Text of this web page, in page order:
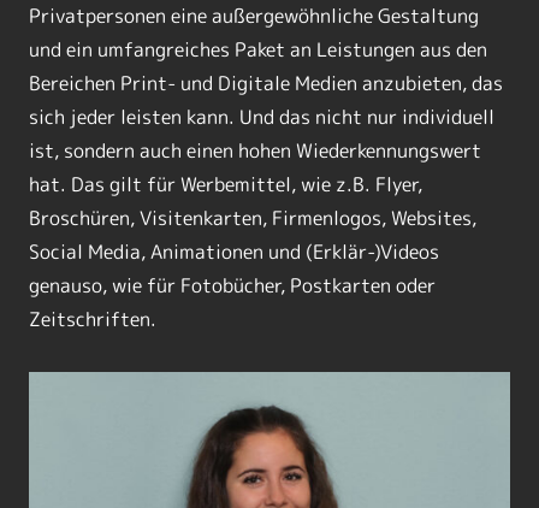
Privatpersonen eine außergewöhnliche Gestaltung
und ein umfangreiches Paket an Leistungen aus den
Bereichen Print- und Digitale Medien anzubieten, das
sich jeder leisten kann. Und das nicht nur individuell
ist, sondern auch einen hohen Wiederkennungswert
hat. Das gilt für Werbemittel, wie z.B. Flyer,
Broschüren, Visitenkarten, Firmenlogos, Websites,
Social Media, Animationen und (Erklär-)Videos
genauso, wie für Fotobücher, Postkarten oder
Zeitschriften.